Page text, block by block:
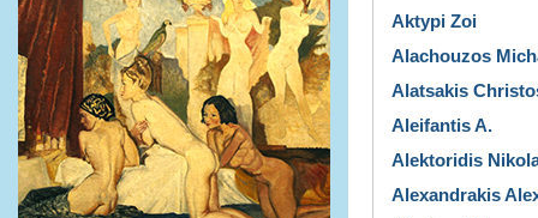
Aktypi Zoi
Alachouzos
Alatsakis
Aleifantis A.
Alektoridis
Alexandrakis